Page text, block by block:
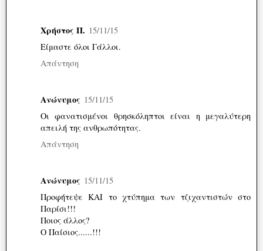
Χρήστος Π. 15/11/15
Είμαστε όλοι Γάλλοι.
Απάντηση
Ανώνυμος 15/11/15
Οι φανατισμένοι θρησκόληπτοι είναι η μεγαλύτερη
απειλή της ανθρωπότητας.
Απάντηση
Ανώνυμος 15/11/15
Προφήτεψε ΚΑΙ το χτύπημα των τζιχαντιστών στο
Παρίσι!!!
Ποιος άλλος?
Ο Παίσιος......!!!